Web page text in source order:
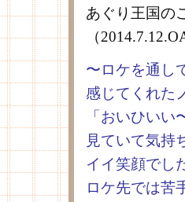
あぐり王国の
（
〜ロケを通し
感じてくれた
「おいひい
見ていて気持
イイ笑顔でし
ロケ先では苦